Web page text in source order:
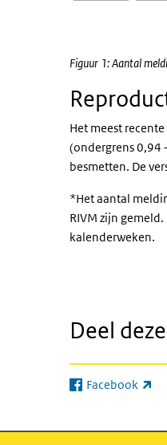
Figuur 1: Aantal
Het meest
(ondergrens 0,94
besmetten. De
*Het aantal
RIVM zijn
kalenderweken.
Deel
Facebook
(externe link)